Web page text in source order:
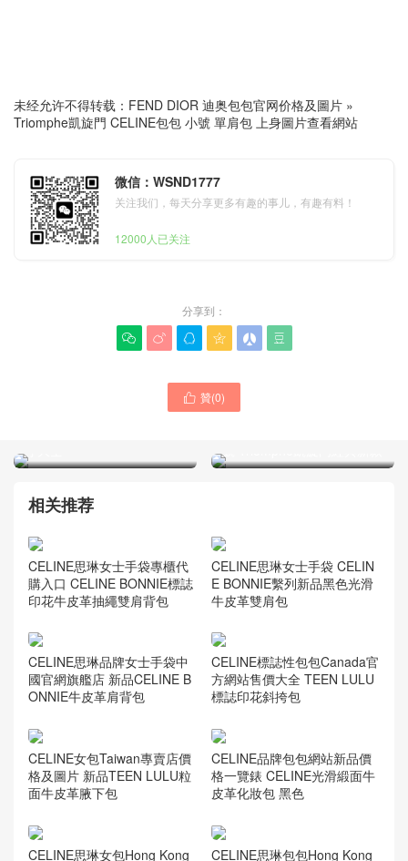
未经允许不得转载： FEND DIOR 迪奥包包官网价格及圖片 »
Triomphe凱旋門 CELINE包包 小號 單肩包 上身圖片查看網站
微信：WSND1777
关注我们，每天分享更多有趣的事儿，有趣有料！
12000人已关注
分享到：
     
 贊(0)
官網 小號 黑色 法棍 款式尺
CELINE女士單肩包 白色中
CELINE思琳女士手袋專櫃代
購入口 CELINE BONNIE標誌
印花牛皮革抽繩雙肩背包
CELINE思琳女士手袋 CELIN
E BONNIE繫列新品黑色光滑
牛皮革雙肩包
CELINE思琳品牌女士手袋中
國官網旗艦店 新品CELINE B
ONNIE牛皮革肩背包
CELINE標誌性包包Canada官
方網站售價大全 TEEN LULU
標誌印花斜挎包
CELINE女包Taiwan專賣店價
格及圖片 新品TEEN LULU粒
面牛皮革腋下包
CELINE品牌包包網站新品價
格一覽錶 CELINE光滑緞面牛
皮革化妝包 黑色
CELINE思琳女包Hong Kong
CELINE思琳包包Hong Kong